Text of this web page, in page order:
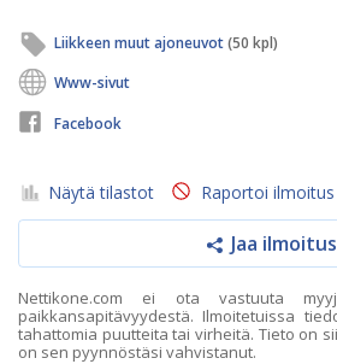
Liikkeen muut ajoneuvot(50 kpl)
Www-sivut
Facebook
Näytä tilastot Raportoi ilmoitus
Jaa ilmoitus
Nettikone.com ei ota vastuuta
paikkansapitävyydestä. Ilmoitetuissa
tahattomia puutteita tai virheitä. Tieto on
on sen pyynnöstäsi vahvistanut.